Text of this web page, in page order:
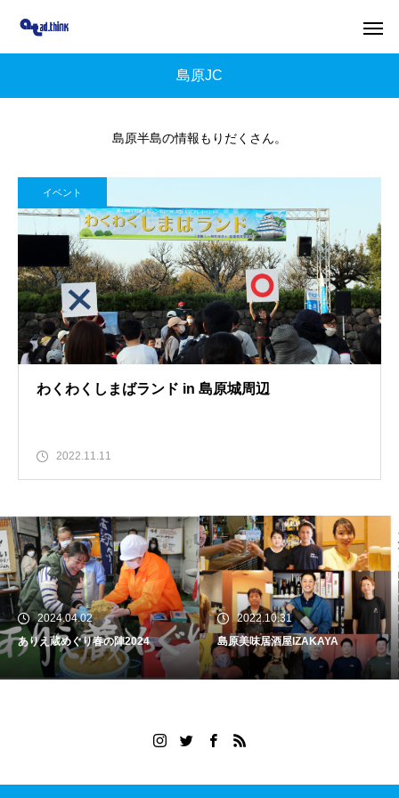
島原JC
島原半島の情報もりだくさん。
イベント
わくわくしまばランド in 島原城周辺
2022.11.11
2024.04.02
え蔵めぐり春の陣2024
2022.10.31
島原美味居酒屋IZAKAYA
海
っ